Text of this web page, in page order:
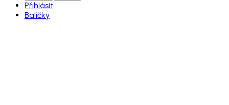
Přihlásit
Balíčky